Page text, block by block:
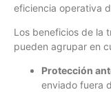
eficiencia operativa
Los beneficios de la
pueden agrupar en
Protección
enviado fuera